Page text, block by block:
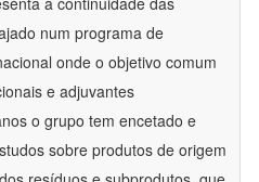
num programa de
onde o objetivo comum
e adjuvantes
o grupo tem encetado e
sobre produtos de origem